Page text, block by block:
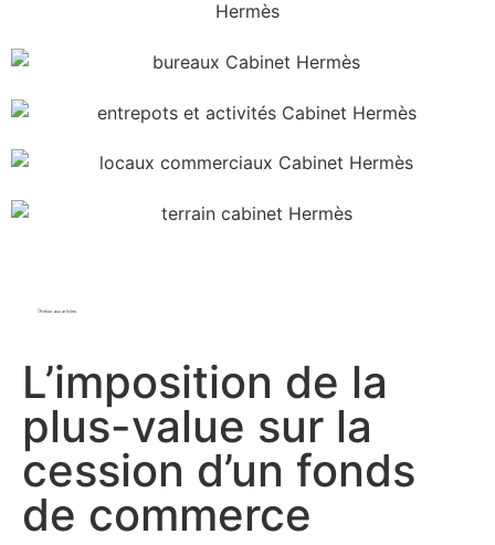
Retour aux articles
L’imposition de la
plus-value sur la
cession d’un fonds
de commerce